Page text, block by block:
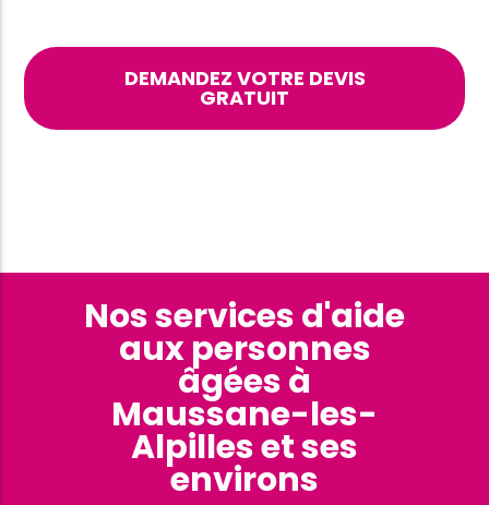
DEMANDEZ VOTRE DEVIS
GRATUIT
Nos services d'aide
aux personnes
âgées à
Maussane-les-
Alpilles et ses
environs